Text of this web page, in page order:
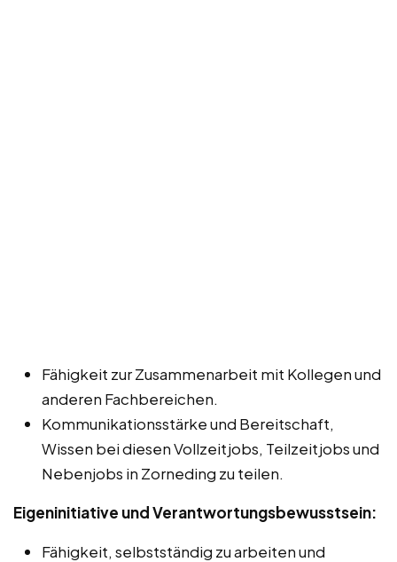
Fähigkeit zur Zusammenarbeit mit Kollegen und
anderen Fachbereichen.
Kommunikationsstärke und Bereitschaft,
Wissen bei diesen Vollzeitjobs, Teilzeitjobs und
Nebenjobs in Zorneding zu teilen.
Eigeninitiative und Verantwortungsbewusstsein:
Fähigkeit, selbstständig zu arbeiten und